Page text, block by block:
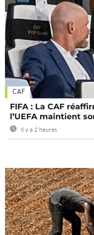
CAF
FIFA : La CAF
l’UEFA maintient
Il y a 2 heures